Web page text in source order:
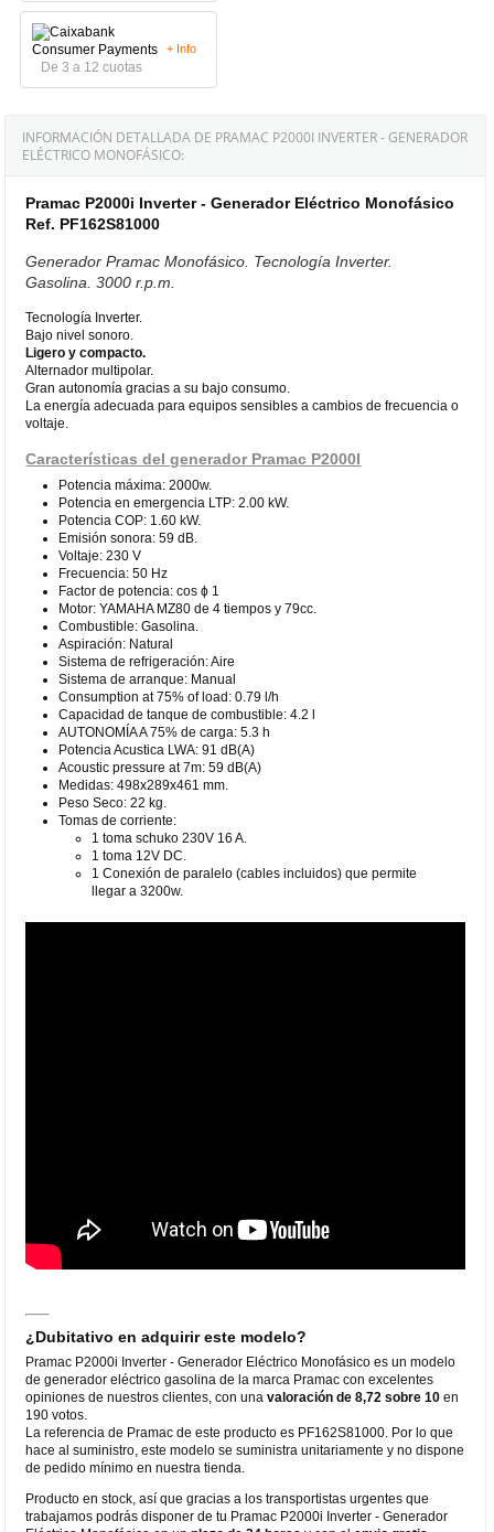
De 3 a 12 cuotas
+ Info
INFORMACIÓN DETALLADA DE PRAMAC P2000I INVERTER - GENERADOR
ELÉCTRICO MONOFÁSICO:
Pramac P2000i Inverter - Generador Eléctrico Monofásico
Ref. PF162S81000
Generador Pramac Monofásico. Tecnología Inverter.
Gasolina. 3000 r.p.m.
Tecnología Inverter.
Bajo nivel sonoro.
Ligero y compacto.
Alternador multipolar.
Gran autonomía gracias a su bajo consumo.
La energía adecuada para equipos sensibles a cambios de frecuencia o
voltaje.
Características del generador Pramac P2000I
Potencia máxima: 2000w.
Potencia en emergencia LTP: 2.00 kW.
Potencia COP: 1.60 kW.
Emisión sonora: 59 dB.
Voltaje: 230 V
Frecuencia: 50 Hz
Factor de potencia: cos ϕ 1
Motor: YAMAHA MZ80 de 4 tiempos y 79cc.
Combustible: Gasolina.
Aspiración: Natural
Sistema de refrigeración: Aire
Sistema de arranque: Manual
Consumption at 75% of load: 0.79 l/h
Capacidad de tanque de combustible: 4.2 l
AUTONOMÍA A 75% de carga: 5.3 h
Potencia Acustica LWA: 91 dB(A)
Acoustic pressure at 7m: 59 dB(A)
Medidas: 498x289x461 mm.
Peso Seco: 22 kg.
Tomas de corriente:
1 toma schuko 230V 16 A.
1 toma 12V DC.
1 Conexión de paralelo (cables incluidos) que permite
llegar a 3200w.
¿Dubitativo en adquirir este modelo?
Pramac P2000i Inverter - Generador Eléctrico Monofásico es un modelo
de generador eléctrico gasolina de la marca Pramac con excelentes
opiniones de nuestros clientes, con unavaloración de 8,72 sobre 10 en
190 votos.
La referencia de Pramac de este producto es PF162S81000. Por lo que
hace al suministro, este modelo se suministra unitariamente y no dispone
de pedido mínimo en nuestra tienda.
Producto en stock, así que gracias a los transportistas urgentes que
trabajamos podrás disponer de tu Pramac P2000i Inverter - Generador